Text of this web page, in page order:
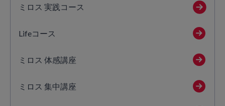
ミロス 実践コース
Lifeコース
ミロス 体感講座
ミロス 集中講座